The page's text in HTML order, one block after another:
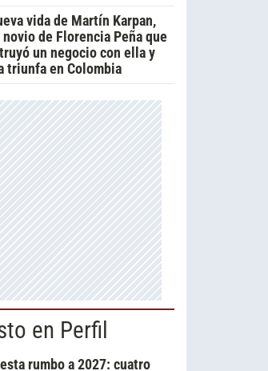
vida de Martín Karpan,
de Florencia Peña que
un negocio con ella y
triunfa en Colombia
en Perfil
rumbo a 2027: cuatro